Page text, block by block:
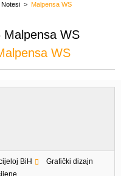
Notesi > Malpensa WS
Malpensa WS
WS
BiH
Grafički dizajn